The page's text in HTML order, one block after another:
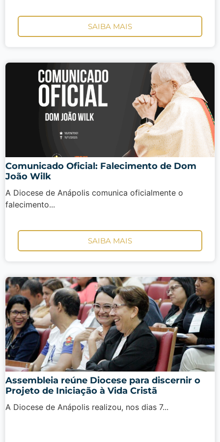
SAIBA MAIS
Comunicado Oficial: Falecimento de Dom
João Wilk
A Diocese de Anápolis comunica oficialmente o
falecimento...
SAIBA MAIS
Assembleia reúne Diocese para discernir o
Projeto de Iniciação à Vida Cristã
A Diocese de Anápolis realizou, nos dias 7...